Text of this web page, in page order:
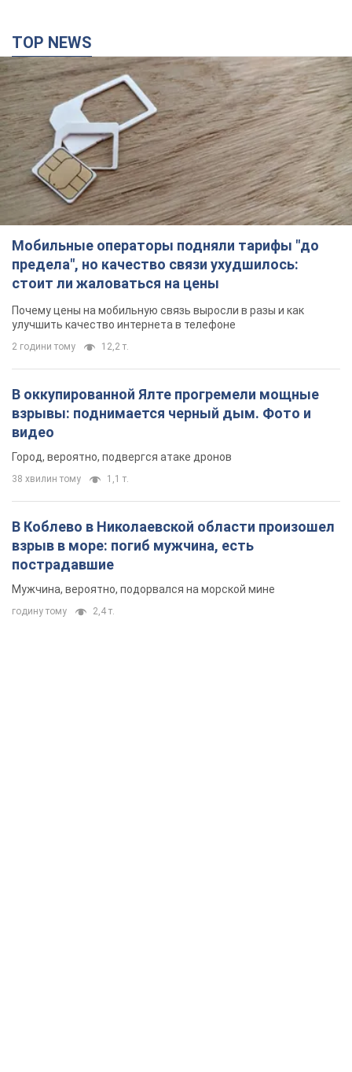
TOP NEWS
Мобильные операторы подняли тарифы "до
предела", но качество связи ухудшилось:
стоит ли жаловаться на цены
Почему цены на мобильную связь выросли в разы и как
улучшить качество интернета в телефоне
2 години тому 12,2 т.
В оккупированной Ялте прогремели мощные
взрывы: поднимается черный дым. Фото и
видео
Город, вероятно, подвергся атаке дронов
38 хвилин тому 1,1 т.
В Коблево в Николаевской области произошел
взрыв в море: погиб мужчина, есть
пострадавшие
Мужчина, вероятно, подорвался на морской мине
годину тому 2,4 т.